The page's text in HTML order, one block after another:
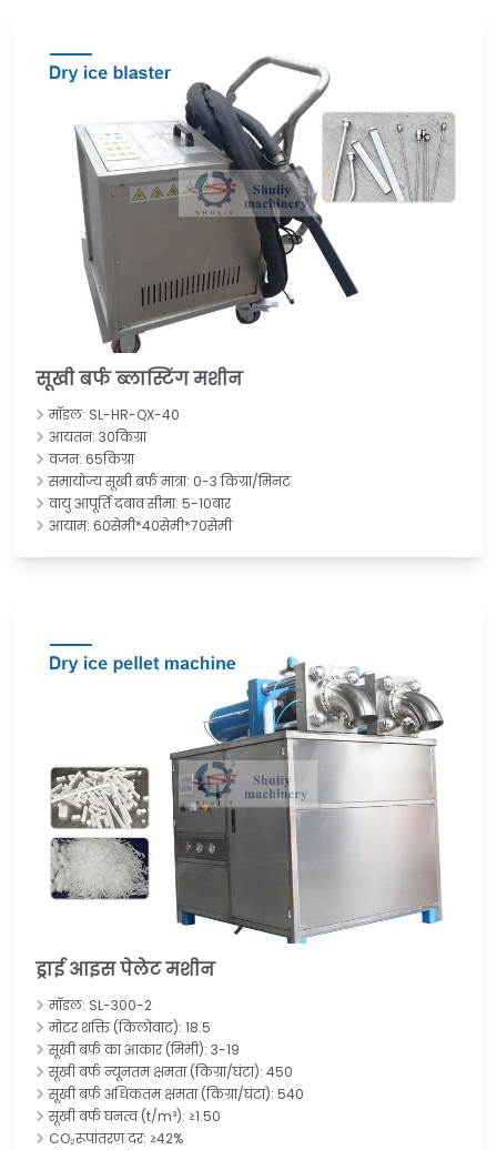
सूखी बर्फ ब्लास्टिंग मशीन
मॉडल: SL-HR-QX-40
आयतन: 30किग्रा
वजन: 65किग्रा
समायोज्य सूखी बर्फ मात्रा: 0-3 किग्रा/मिनट
वायु आपूर्ति दबाव सीमा: 5-10बार
आयाम: 60सेमी*40सेमी*70सेमी
ड्राई आइस पेलेट मशीन
मॉडल: SL-300-2
मोटर शक्ति (किलोवाट): 18.5
सूखी बर्फ का आकार (मिमी): 3-19
सूखी बर्फ न्यूनतम क्षमता (किग्रा/घंटा): 450
सूखी बर्फ अधिकतम क्षमता (किग्रा/घंटा): 540
सूखी बर्फ घनत्व (t/m³): ≥1.50
CO₂रूपांतरण दर: ≥42%